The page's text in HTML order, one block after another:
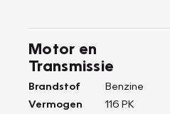
Motor en
Transmissie
Brandstof
Benzine
Vermogen
116 PK